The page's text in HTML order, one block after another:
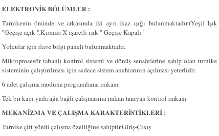
ELEKTRONİK BÖLÜMLER :
Turnikenin önünde ve arkasında iki ayrı ikaz ışığı bulunmaktadır.(Yeşil Işık
"Geçişe açık ",Kırmızı X işaretli ışık " Geçişe Kapalı"
Yolcular için ilave bilgi paneli bulunmaktadır.
Mikroprosesör tabanlı kontrol sistemi ve dönüş sensörlerine sahip olan turnike
sisteminin çalıştırılması için sadece sistem anahtarının açılması yeterlidir.
6 adet çalışma moduna programlama imkanı
Tek bir kapı yada ağa bağlı çalışmasına imkan tanıyan kontrol imkanı
MEKANİZMA VE ÇALIŞMA KARAKTERİSTİKLERİ :
Turnike çift yönlü çalışma özelliğine sahiptir.Giriş-Çıkış